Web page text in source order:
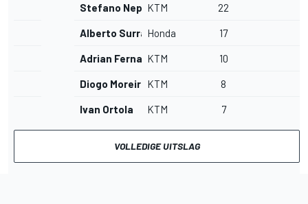
Stefano NepaKTM 22
Alberto Surra Honda 17
Adrian Fernandez
KTM 10
Diogo Moreira KTM 8
Ivan Ortola KTM 7
VOLLEDIGE UITSLAG